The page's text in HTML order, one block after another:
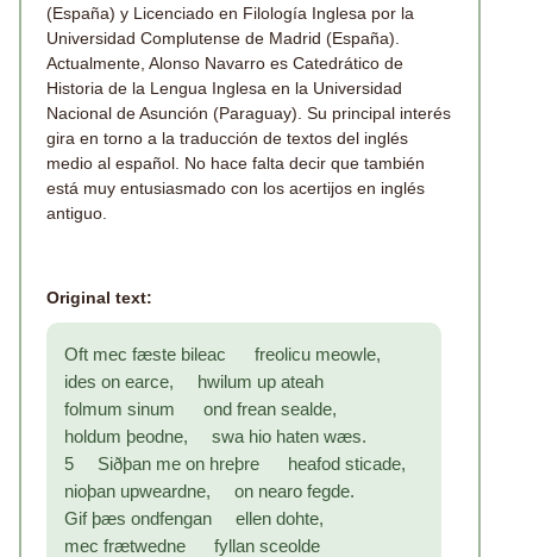
(España) y Licenciado en Filología Inglesa por la
Universidad Complutense de Madrid (España).
Actualmente, Alonso Navarro es Catedrático de
Historia de la Lengua Inglesa en la Universidad
Nacional de Asunción (Paraguay). Su principal interés
gira en torno a la traducción de textos del inglés
medio al español. No hace falta decir que también
está muy entusiasmado con los acertijos en inglés
antiguo.
Original text:
Oft mec fæste bileac freolicu meowle,
ides on earce, hwilum up ateah
folmum sinum ond frean sealde,
holdum þeodne, swa hio haten wæs.
5 Siðþan me on hreþre heafod sticade,
nioþan upweardne, on nearo fegde.
Gif þæs ondfengan ellen dohte,
mec frætwedne fyllan sceolde